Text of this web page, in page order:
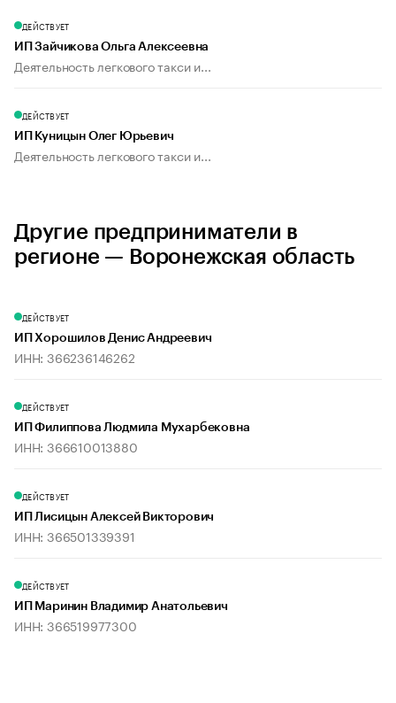
ДЕЙСТВУЕТ
ИП Зайчикова Ольга Алексеевна
Деятельность легкового такси и...
ДЕЙСТВУЕТ
ИП Куницын Олег Юрьевич
Деятельность легкового такси и...
Другие предприниматели в
регионе — Воронежская область
ДЕЙСТВУЕТ
ИП Хорошилов Денис Андреевич
ИНН: 366236146262
ДЕЙСТВУЕТ
ИП Филиппова Людмила Мухарбековна
ИНН: 366610013880
ДЕЙСТВУЕТ
ИП Лисицын Алексей Викторович
ИНН: 366501339391
ДЕЙСТВУЕТ
ИП Маринин Владимир Анатольевич
ИНН: 366519977300